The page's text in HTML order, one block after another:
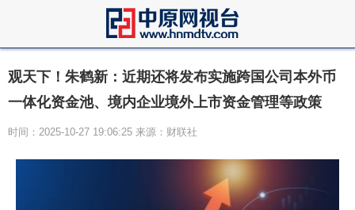
观天下！朱鹤新：近期还将发布实施跨国公司本外币
一体化资金池、境内企业境外上市资金管理等政策
时间：2025-10-27 19:06:25 来源：财联社